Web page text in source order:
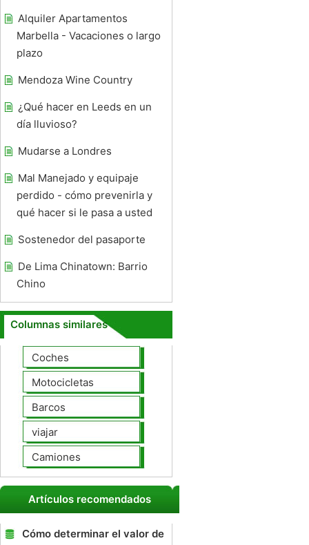
Alquiler Apartamentos
Marbella - Vacaciones o largo
plazo
Mendoza Wine Country
¿Qué hacer en Leeds en un
día lluvioso?
Mudarse a Londres
Mal Manejado y equipaje
perdido - cómo prevenirla y
qué hacer si le pasa a usted
Sostenedor del pasaporte
De Lima Chinatown: Barrio
Chino
Columnas similares
Coches
Motocicletas
Barcos
viajar
Camiones
Artículos recomendados
Cómo determinar el valor de